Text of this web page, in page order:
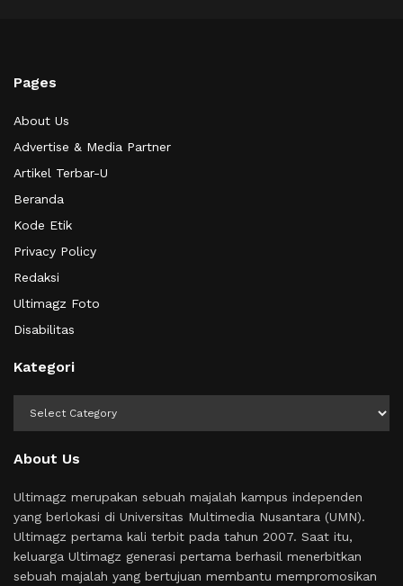
Pages
About Us
Advertise & Media Partner
Artikel Terbar-U
Beranda
Kode Etik
Privacy Policy
Redaksi
Ultimagz Foto
Disabilitas
Kategori
About Us
Ultimagz merupakan sebuah majalah kampus independen
yang berlokasi di Universitas Multimedia Nusantara (UMN).
Ultimagz pertama kali terbit pada tahun 2007. Saat itu,
keluarga Ultimagz generasi pertama berhasil menerbitkan
sebuah majalah yang bertujuan membantu mempromosikan